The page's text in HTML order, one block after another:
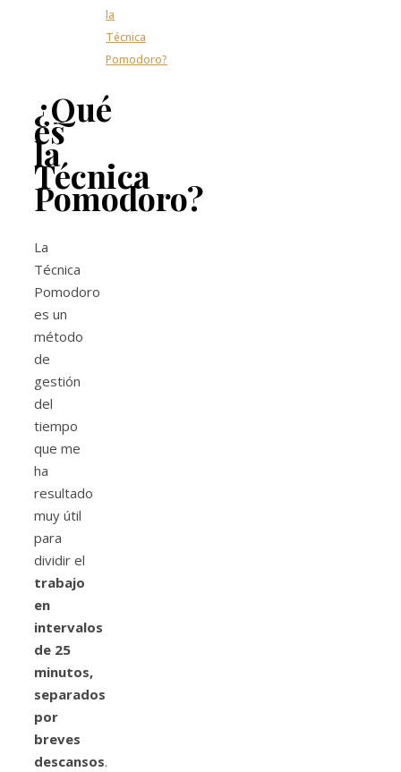
la
Técnica
Pomodoro?
¿Qué
es
la
Técnica
Pomodoro?
La
Técnica
Pomodoro
es un
método
de
gestión
del
tiempo
que me
ha
resultado
muy útil
para
dividir el
trabajo
en
intervalos
de 25
minutos,
separados
por
breves
descansos.